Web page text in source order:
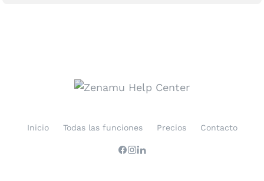
Inicio Todas las funciones Precios Contacto